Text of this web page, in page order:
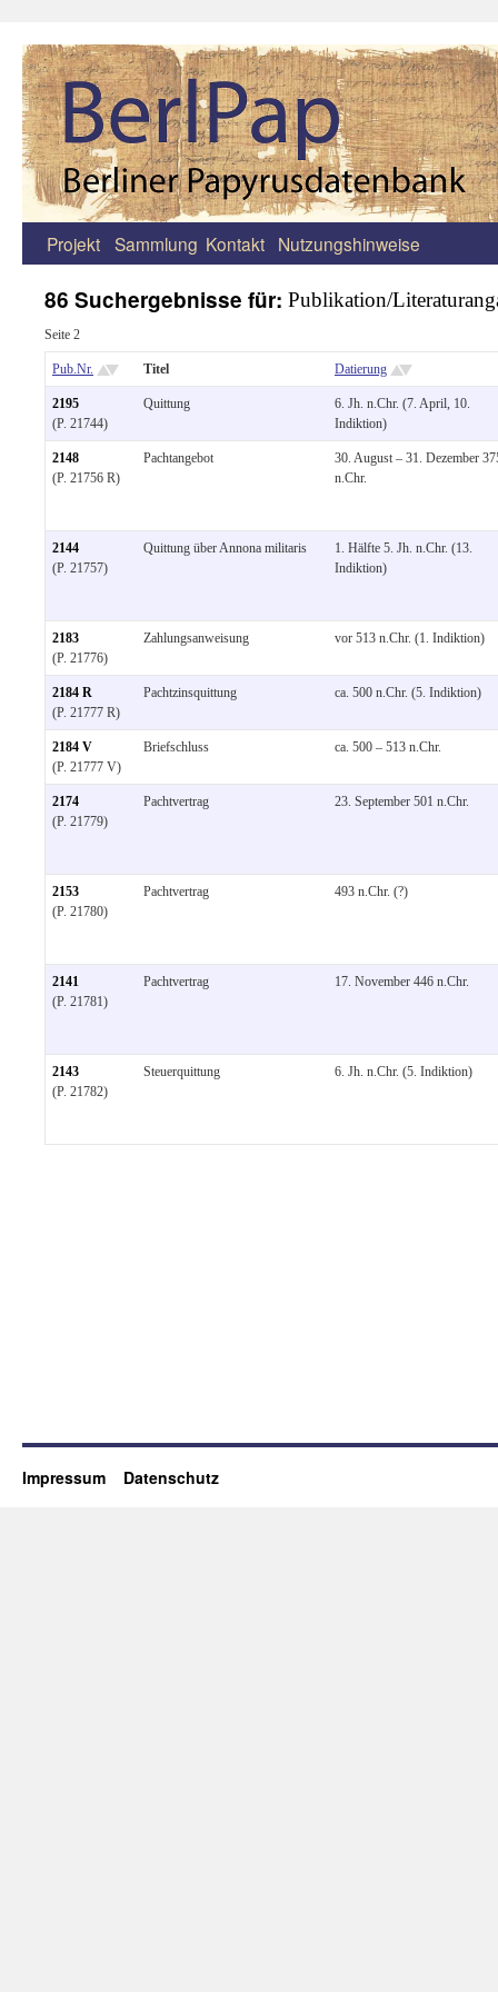
Zum
springen
Projekt Sammlung Kontakt Nutzungshinweise
86 Suchergebnisse für: Publikation/
Seite 2
Pub.Nr. Titel Datierung
2195
(P. 21744)
Quittung
6. Jh. n.Chr. (7. April, 10.
Indiktion)
2148
(P. 21756 R)
Pachtangebot
30. August – 31. Dezember
n.Chr.
2144
(P. 21757)
Quittung über Annona militaris
1. Hälfte 5. Jh. n.Chr. (13.
Indiktion)
2183
(P. 21776)
Zahlungsanweisung vor 513 n.Chr. (1. Indiktion)
2184 R
(P. 21777 R)
Pachtzinsquittung ca. 500 n.Chr. (5. Indiktion)
2184 V
(P. 21777 V)
Briefschluss ca. 500 – 513 n.Chr.
2174
(P. 21779)
Pachtvertrag 23. September 501 n.Chr.
2153
(P. 21780)
Pachtvertrag 493 n.Chr. (?)
2141
(P. 21781)
Pachtvertrag 17. November 446 n.Chr.
2143
(P. 21782)
Steuerquittung 6. Jh. n.Chr. (5. Indiktion)
Impressum Datenschutz